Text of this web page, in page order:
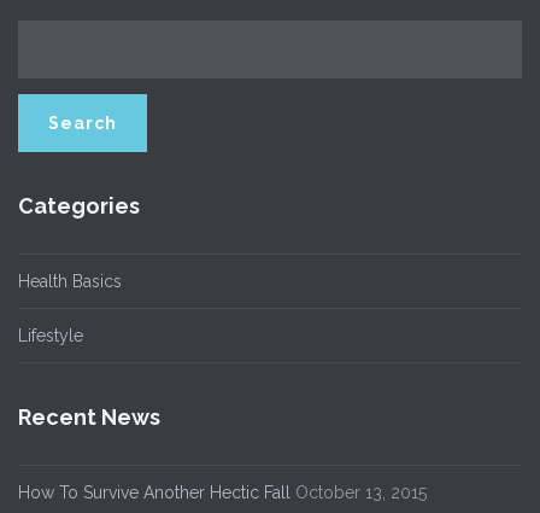
Categories
Health Basics
Lifestyle
Recent News
How To Survive Another Hectic Fall October 13, 2015